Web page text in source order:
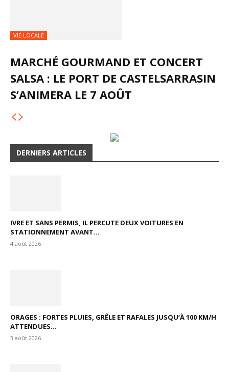
VIE LOCALE
MARCHÉ GOURMAND ET CONCERT
SALSA : LE PORT DE CASTELSARRASIN
S’ANIMERA LE 7 AOÛT
DERNIERS ARTICLES
IVRE ET SANS PERMIS, IL PERCUTE DEUX VOITURES EN
STATIONNEMENT AVANT...
4 août 2026
ORAGES : FORTES PLUIES, GRÊLE ET RAFALES JUSQU’À 100 KM/H
ATTENDUES...
3 août 2026